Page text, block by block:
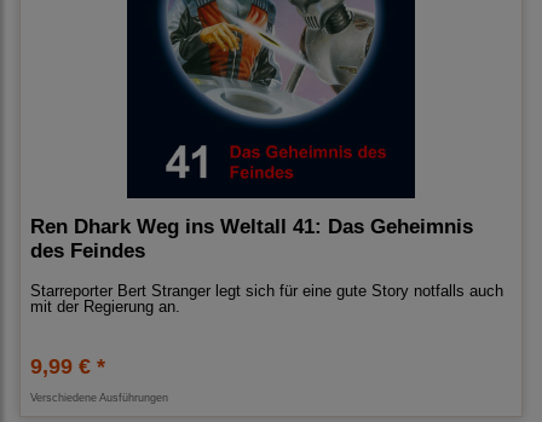
Ren Dhark Weg ins Weltall 41: Das Geheimnis
des Feindes
Starreporter Bert Stranger legt sich für eine gute Story notfalls auch
mit der Regierung an.
9,99 € *
Verschiedene Ausführungen